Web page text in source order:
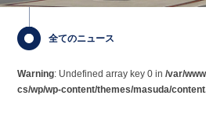
全てのニュース
Warning: Undefined array key 0 in/var/
cs/wp/wp-content/themes/masuda/